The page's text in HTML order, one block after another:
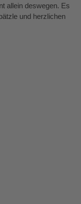
allein deswegen. Es
und herzlichen